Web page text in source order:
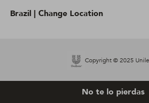
Brazil | Change Location
Copyright © 2025
No te lo pierdas